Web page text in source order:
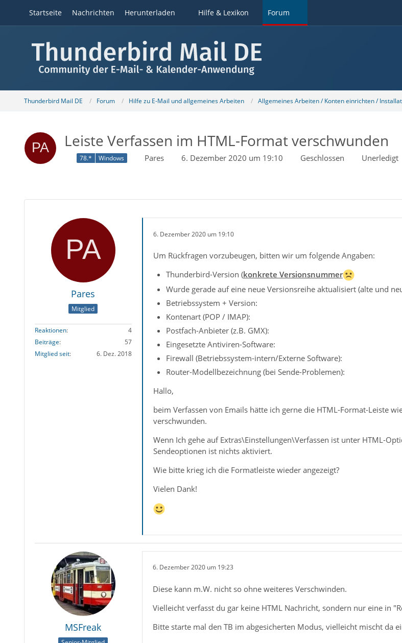
Startseite Nachrichten Herunterladen Hilfe & Lexikon Forum
Thunderbird Mail DE Forum Hilfe zu E-Mail und allgemeines Arbeiten Allgemeines Arbeiten / Konten einrichten /
Leiste Verfassen im HTML-Format verschwunden
78.* Windows Pares 6. Dezember 2020 um 19:10 Geschlossen Unerledigt
Pares
Mitglied
Reaktionen
4
Beiträge
57
Mitglied seit
6. Dez. 2018
6. Dezember 2020 um 19:10
Um Rückfragen vorzubeugen, bitten wir um folgende Angaben:
Thunderbird-Version (konkrete Versionsnummer
Wurde gerade auf eine neue Versionsreihe aktualisiert (alte und
Betriebssystem + Version:
Kontenart (POP / IMAP):
Postfach-Anbieter (z.B. GMX):
Eingesetzte Antiviren-Software:
Firewall (Betriebssystem-intern/Externe Software):
Router-Modellbezeichnung (bei Sende-Problemen):
Hallo,
beim Verfassen von Emails hätte ich gerne die HTML-Format-Leiste
verschwunden.
Wenn Ich gehe auf Extras\Einstellungen\Verfassen ist unter HTML-
Sendeoptionen ist nichts aktiviert.
Wie bitte krieg ich die Formatleiste wieder angezeigt?
Vielen Dank!
MSFreak
6. Dezember 2020 um 19:23
Diese kann m.W. nicht so ohne weiteres Verschwinden.
Vielleicht verfasst du gar keine HTML Nachricht, sondern nur eine in
Bitte starte mal den TB im abgesicherten Modus, vielleicht mischt da